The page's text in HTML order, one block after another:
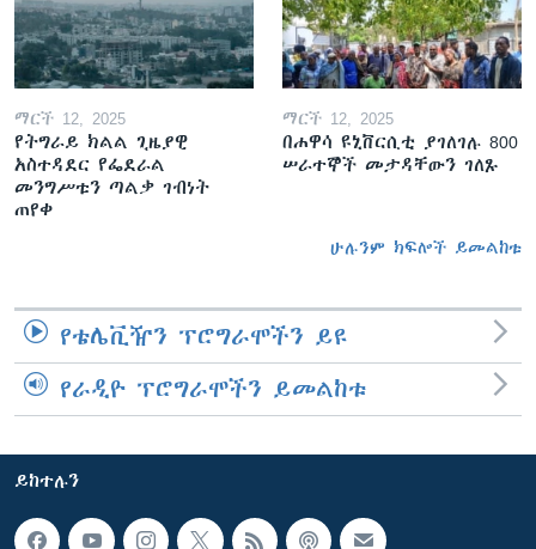
ማርች 12, 2025
የትግራይ ክልል ጊዜያዊ
አስተዳደር የፌደራል
መንግሥቱን ጣልቃ ገብነት
ጠየቀ
ማርች 12, 2025
በሐዋሳ ዩኒቨርሲቲ ያገለገሉ 800
ሠራተኞች መታዳቸውን ገለጹ
ሁሉንም ክፍሎች ይመልከቱ
የቴሌቪዥን ፕሮግራሞችን ይዩ
የራዲዮ ፕሮግራሞችን ይመልከቱ
ይከተሉን